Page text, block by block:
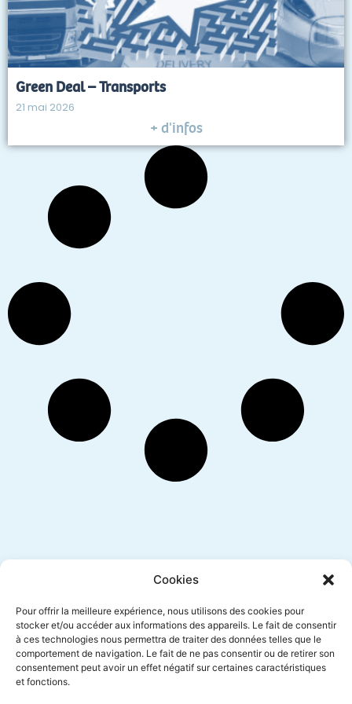
Cookies
Pour offrir la meilleure expérience, nous utilisons des cookies pour
stocker et/ou accéder aux informations des appareils. Le fait de consentir
à ces technologies nous permettra de traiter des données telles que le
comportement de navigation. Le fait de ne pas consentir ou de retirer son
consentement peut avoir un effet négatif sur certaines caractéristiques
et fonctions.
Green Deal – Transports
21 mai 2026
+ d'infos
Inscription newsletter
Envoyer